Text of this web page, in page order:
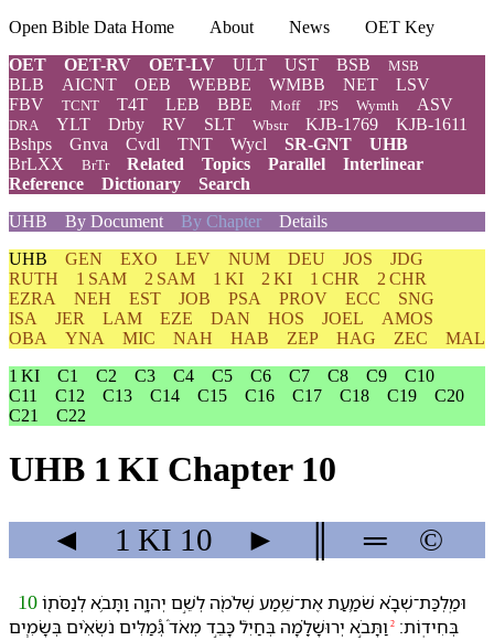
Open Bible Data Home About News
OET Key
OET
OET-RV OET-LV ULT UST BSB MSB
BLB AICNT OEB WEBBE WMBB NET
LSV
FBV
TCNT T4T LEB BBE Moff JPS Wymth ASV
DRA YLT Drby RV SLT Wbstr KJB-1769
KJB-1611
Bshps
Gnva Cvdl TNT Wycl SR-GNT
UHB
BrLXX
BrTr Related Topics Parallel
Interlinear
Reference
Dictionary
Search
UHB
By Document By Chapter Details
UHB GEN EXO LEV NUM DEU JOS
JDG
RUTH
1 SAM 2 SAM 1 KI 2 KI 1 CHR
2 CHR
EZRA
NEH EST JOB PSA PROV ECC
SNG
ISA
JER LAM EZE DAN HOS JOEL
AMOS
OBA
YNA MIC NAH HAB ZEP HAG ZEC
MAL
1 KI
C1 C2 C3 C4 C5 C6 C7 C8 C9
C10
C11
C12 C13 C14 C15 C16 C17 C18 C19
C20
C21
C22
UHB 1 KI Chapter 10
◄ 1 KI 10 ► ═ ©
10 וּ⁠מַֽלְכַּת־שְׁבָ֗א שֹׁמַ֛עַת אֶת־שֵׁ֥מַע שְׁלֹמֹ֖ה לְ⁠שֵׁ֣ם יְהוָ֑ה וַ⁠תָּבֹ֥א לְ⁠נַסֹּת֖⁠וֹ
בְּ⁠חִידֽוֹת׃ 2 וַ⁠תָּבֹ֣א יְרוּשָׁלְַ֗מָ⁠ה בְּ⁠חַיִל֮ כָּבֵ֣ד מְאֹד֒ גְּ֠מַלִּים נֹשְׂאִ֨ים בְּשָׂמִ֧ים